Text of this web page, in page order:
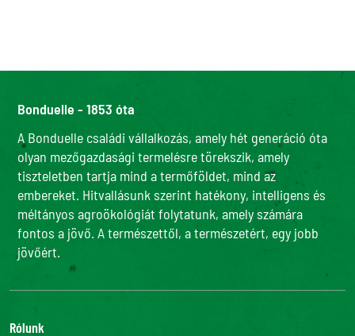
Bonduelle - 1853 óta
A Bonduelle családi vállalkozás, amely hét generáció óta
olyan mezőgazdasági termelésre törekszik, amely
tiszteletben tartja mind a termőföldet, mind az
embereket. Hitvallásunk szerint hatékony, intelligens és
méltányos agroökológiát folytatunk, amely számára
fontos a jövő. A természettől, a természetért, egy jobb
jövőért.
Rólunk